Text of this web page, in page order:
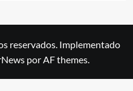
reservados. Implementado
por AF themes.